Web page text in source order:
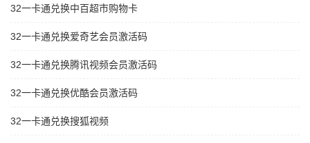
32一卡通兑换中百超市购物卡
32一卡通兑换爱奇艺会员激活码
32一卡通兑换腾讯视频会员激活码
32一卡通兑换优酷会员激活码
32一卡通兑换搜狐视频